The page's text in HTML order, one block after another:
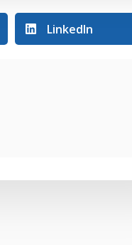
LinkedIn